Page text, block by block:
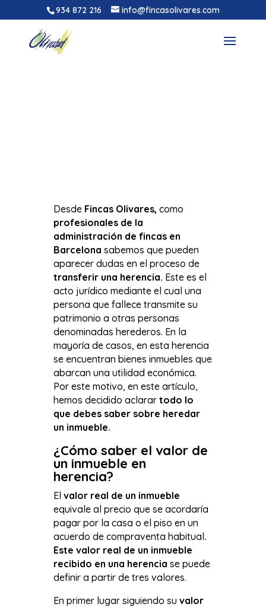
934 872 216 info@fincasolivares.com
Desde Fincas Olivares, como
profesionales de la
administración de fincas en
Barcelona sabemos que pueden
aparecer dudas en el proceso de
transferir una herencia. Este es el
acto jurídico mediante el cual una
persona que fallece transmite su
patrimonio a otras personas
denominadas herederos. En la
mayoría de casos, en esta herencia
se encuentran bienes inmuebles que
abarcan una utilidad económica.
Por este motivo, en este artículo,
hemos decidido aclarar todo lo
que debes saber sobre heredar
un inmueble.
¿Cómo saber el valor de
un inmueble en
herencia?
El valor real de un inmueble
equivale al precio que se acordaría
pagar por la casa o el piso en un
acuerdo de compraventa habitual.
Este valor real de un inmueble
recibido en una herencia se puede
definir a partir de tres valores.
En primer lugar siguiendo su valor